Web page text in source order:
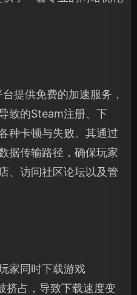
提供免费的加速服务，
致的Steam注册、下
种卡顿与失败。其通过
据传输路径，确保玩家
、访问社区论坛以及管
家同时下载游戏
挤占，导致下载速度变